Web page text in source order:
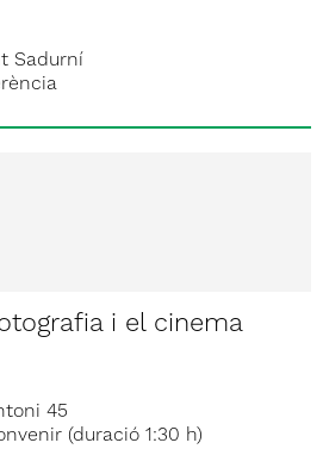
Sadurní
i el cinema
45
(duració 1:30 h)